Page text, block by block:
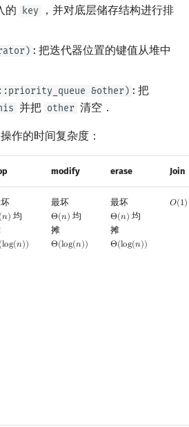
的 key
，并对底层储存结构进行排
: 把迭代器位置的键值从堆中
&other) : 把
并把 other 清空．
作的时间复杂度：
modify erase Join
𝑛)
n) 均
log(𝑛))
log(n))
最坏
Θ(𝑛)
Θ(n) 均
摊
Θ(log(𝑛))
Θ(log(n))
最坏
Θ(𝑛)
Θ(n) 均
摊
Θ(log(𝑛))
Θ(log(n))
𝑂(1)
O(1)